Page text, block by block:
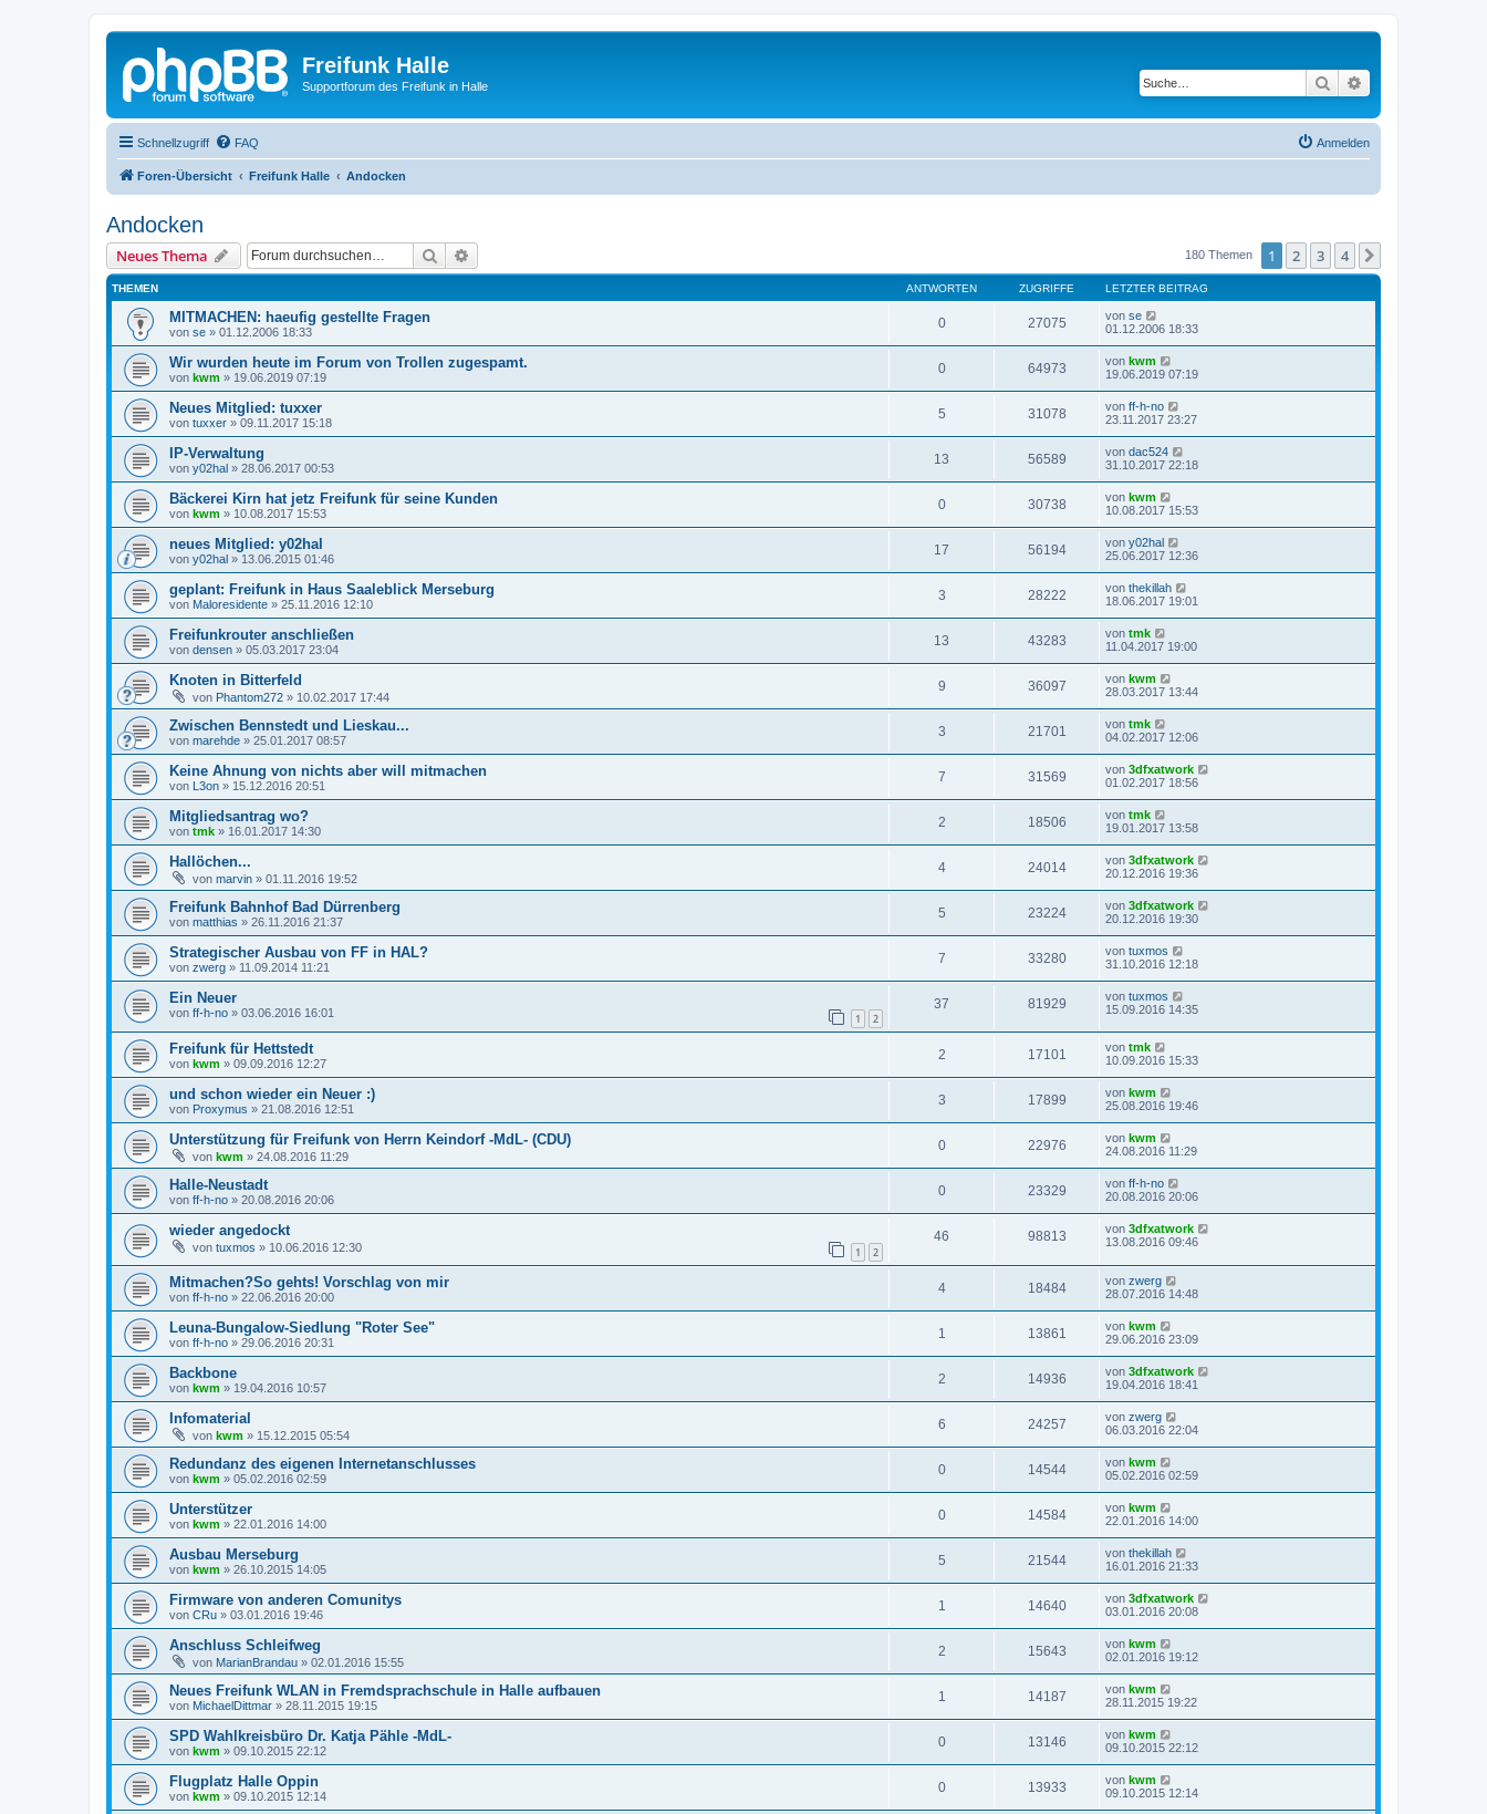
Freifunk Halle
Supportforum des Freifunk in Halle Suche
Schnellzugriff FAQ Anmelden
Foren-Übersicht Freifunk Halle Andocken
Andocken
Neues Thema Suche 180 Themen 1 2 3 4
THEMEN ANTWORTEN ZUGRIFFE LETZTER BEITRAG
MITMACHEN: haeufig gestellte Fragen
von se » 01.12.2006 18:33
0 27075 von se
01.12.2006 18:33
Wir wurden heute im Forum von Trollen zugespamt.
von kwm » 19.06.2019 07:19
0 64973 von kwm
19.06.2019 07:19
Neues Mitglied: tuxxer
von tuxxer » 09.11.2017 15:18
5 31078 von ff-h-no
23.11.2017 23:27
IP-Verwaltung
von y02hal » 28.06.2017 00:53
13 56589 von dac524
31.10.2017 22:18
Bäckerei Kirn hat jetz Freifunk für seine Kunden
von kwm » 10.08.2017 15:53
0 30738 von kwm
10.08.2017 15:53
neues Mitglied: y02hal
von y02hal » 13.06.2015 01:46
17 56194 von y02hal
25.06.2017 12:36
geplant: Freifunk in Haus Saaleblick Merseburg
von Maloresidente » 25.11.2016 12:10
3 28222 von thekillah
18.06.2017 19:01
Freifunkrouter anschließen
von densen » 05.03.2017 23:04
13 43283 von tmk
11.04.2017 19:00
Knoten in Bitterfeld
von Phantom272 » 10.02.2017 17:44
9 36097 von kwm
28.03.2017 13:44
Zwischen Bennstedt und Lieskau...
von marehde » 25.01.2017 08:57
3 21701 von tmk
04.02.2017 12:06
Keine Ahnung von nichts aber will mitmachen
von L3on » 15.12.2016 20:51
7 31569 von 3dfxatwork
01.02.2017 18:56
Mitgliedsantrag wo?
von tmk » 16.01.2017 14:30
2 18506 von tmk
19.01.2017 13:58
Hallöchen...
von marvin » 01.11.2016 19:52
4 24014 von 3dfxatwork
20.12.2016 19:36
Freifunk Bahnhof Bad Dürrenberg
von matthias » 26.11.2016 21:37
5 23224 von 3dfxatwork
20.12.2016 19:30
Strategischer Ausbau von FF in HAL?
von zwerg » 11.09.2014 11:21
7 33280 von tuxmos
31.10.2016 12:18
Ein Neuer
von ff-h-no » 03.06.2016 16:01 1 2
37 81929 von tuxmos
15.09.2016 14:35
Freifunk für Hettstedt
von kwm » 09.09.2016 12:27
2 17101 von tmk
10.09.2016 15:33
und schon wieder ein Neuer :)
von Proxymus » 21.08.2016 12:51
3 17899 von kwm
25.08.2016 19:46
Unterstützung für Freifunk von Herrn Keindorf -MdL- (CDU)
von kwm » 24.08.2016 11:29
0 22976 von kwm
24.08.2016 11:29
Halle-Neustadt
von ff-h-no » 20.08.2016 20:06
0 23329 von ff-h-no
20.08.2016 20:06
wieder angedockt
von tuxmos » 10.06.2016 12:30 1 2
46 98813 von 3dfxatwork
13.08.2016 09:46
Mitmachen?So gehts! Vorschlag von mir
von ff-h-no » 22.06.2016 20:00
4 18484 von zwerg
28.07.2016 14:48
Leuna-Bungalow-Siedlung "Roter See"
von ff-h-no » 29.06.2016 20:31
1 13861 von kwm
29.06.2016 23:09
Backbone
von kwm » 19.04.2016 10:57
2 14936 von 3dfxatwork
19.04.2016 18:41
Infomaterial
von kwm » 15.12.2015 05:54
6 24257 von zwerg
06.03.2016 22:04
Redundanz des eigenen Internetanschlusses
von kwm » 05.02.2016 02:59
0 14544 von kwm
05.02.2016 02:59
Unterstützer
von kwm » 22.01.2016 14:00
0 14584 von kwm
22.01.2016 14:00
Ausbau Merseburg
von kwm » 26.10.2015 14:05
5 21544 von thekillah
16.01.2016 21:33
Firmware von anderen Comunitys
von CRu » 03.01.2016 19:46
1 14640 von 3dfxatwork
03.01.2016 20:08
Anschluss Schleifweg
von MarianBrandau » 02.01.2016 15:55
2 15643 von kwm
02.01.2016 19:12
Neues Freifunk WLAN in Fremdsprachschule in Halle aufbauen
von MichaelDittmar » 28.11.2015 19:15
1 14187 von kwm
28.11.2015 19:22
SPD Wahlkreisbüro Dr. Katja Pähle -MdL-
von kwm » 09.10.2015 22:12
0 13146 von kwm
09.10.2015 22:12
Flugplatz Halle Oppin
von kwm » 09.10.2015 12:14
0 13933 von kwm
09.10.2015 12:14